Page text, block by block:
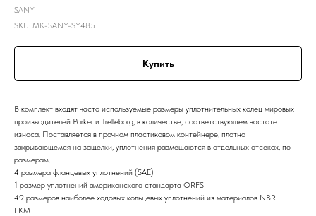
SANY
SKU: MK-SANY-SY485
Купить
В комплект входят часто используемые размеры уплотнительных колец мировых
производителей Parker и Trelleborg, в количестве, соответствующем частоте
износа. Поставляется в прочном пластиковом контейнере, плотно
закрывающемся на защелки, уплотнения размещаются в отдельных отсеках, по
размерам.
4 размера фланцевых уплотнений (SAE)
1 размер уплотнений американского стандарта ORFS
49 размеров наиболее ходовых кольцевых уплотнений из материалов NBR
FKM